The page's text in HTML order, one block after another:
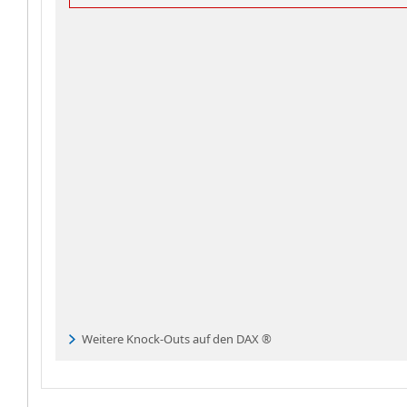
Weitere Knock-Outs auf den DAX ®